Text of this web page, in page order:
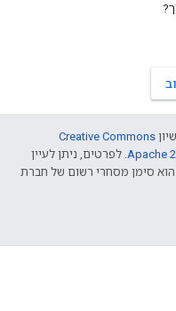
Creative Commons
Apache . לפרטים, ניתן לעיין
.‏ Java הוא סימן מסחרי רשום של חברת